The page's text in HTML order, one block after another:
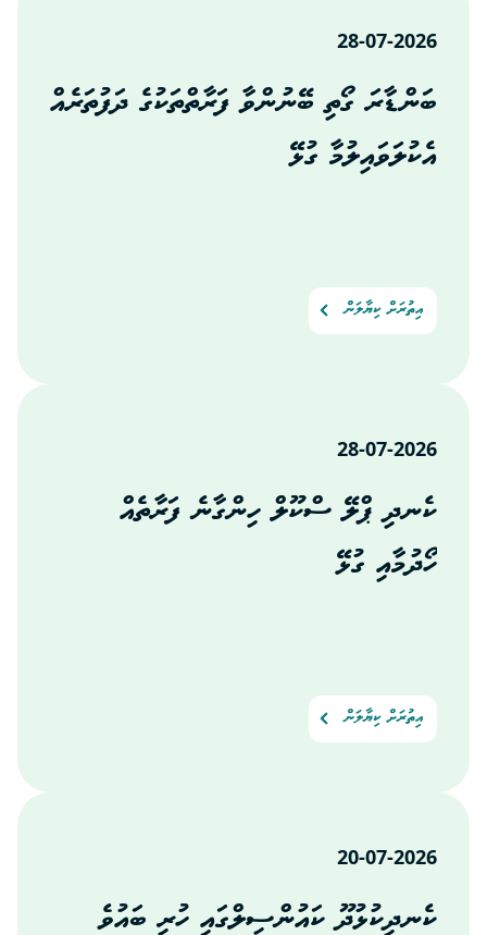
28-07-2026
ބަންޑާރަ ގޯތި ބޭނުންވާ ފަރާތްތަކުގެ ދަފުތަރެއް
އެކުލަވައިލުމާ ގުޅޭ
އިތުރަށް ކިޔާލަން
28-07-2026
ކެނދި ޕްލޭ ސްކޫލް ހިންގާނެ ފަރާތެއް
ހޯދުމާއި ގުޅޭ
އިތުރަށް ކިޔާލަން
20-07-2026
ކެނދިކުޅުދޫ ކައުންސިލްގައި ހުރި ބައުވެ